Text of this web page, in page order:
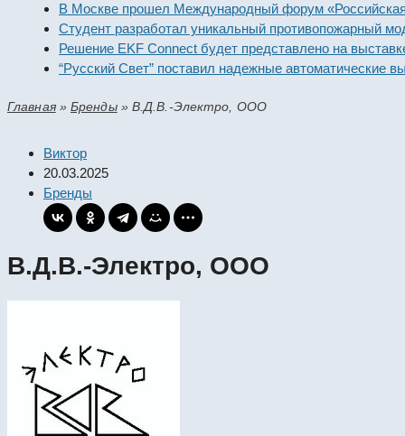
В Москве прошел Международный форум
Студент разработал уникальный противопожарный
Решение EKF Connect будет представлено на
“Русский Свет” поставил надежные
Главная»Бренды» В.Д.В.-Электро, ООО
Виктор
20.03.2025
Бренды
В.Д.В.-Электро, ООО